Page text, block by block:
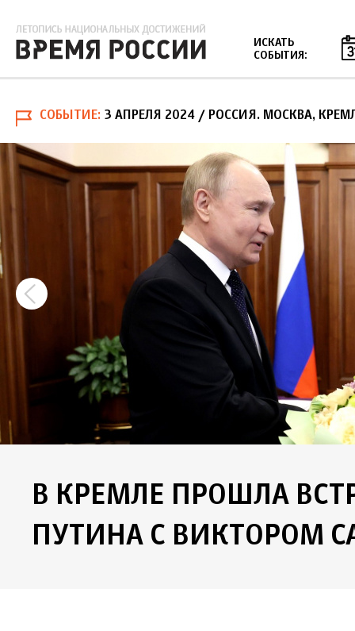
ИСКАТЬ
СОБЫТИЯ:
СОБЫТИЕ 3 АПРЕЛЯ 2024 / РОССИЯ. МОСКВА,
В КРЕМЛЕ ПРОШЛА
ПУТИНА С ВИКТОРОМ